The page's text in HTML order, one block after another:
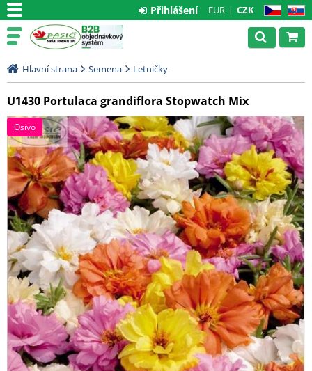
CZ SK
EUR CZK
Přihlášení
Hlavní strana Semena Letničky
U1430 Portulaca grandiflora Stopwatch Mix
Osivo